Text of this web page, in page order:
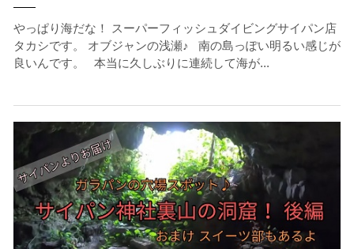
やっぱり海だな！ スーパーフィッシュダイビングサイパン店
タカシです。 オブジャンの浅瀬♪ 南の島っぽい明るい感じが
良いんです。 本当に久しぶりに連続して海が...
ダイビングの経験が浅い方については、条件付きでのご
案内となる場合があります。その際のご返金には応じか
ねますので、あらかじめご了承ください。これまでの経
験については当日ご申告いただきますので、ご不安のあ
7.器材やスーツのレンタル
ホエールスイム参加時に使用する器材やスーツのレンタ
ルをご希望の方は、事前にお申し出ください。
承諾しました。
危険の告知